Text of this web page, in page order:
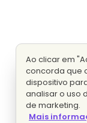
Ao clicar em
concorda que
dispositivo
analisar o uso
de marketing.
Mais